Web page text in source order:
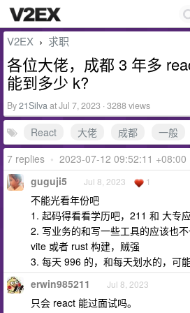
V2EX › 求职
各位大佬，成都 3 年多
能到多少 k?
By21Silvaat Jul 7, 2023 · 3288 views
React 大佬 成都
一般
7 replies • 2023-07-12 09:52:11 +08:00
guguji5 Jul 8, 2023 1
不能光看年份吧
1. 起码得看看学历吧，211 和 大专应
2. 写业务的和写一些工具的应该也
vite 或者 rust 构建，贼强
3. 每天 996 的，和每天划水的，可能
erwin985211 Jul 8, 2023
只会 react 能过面试吗。